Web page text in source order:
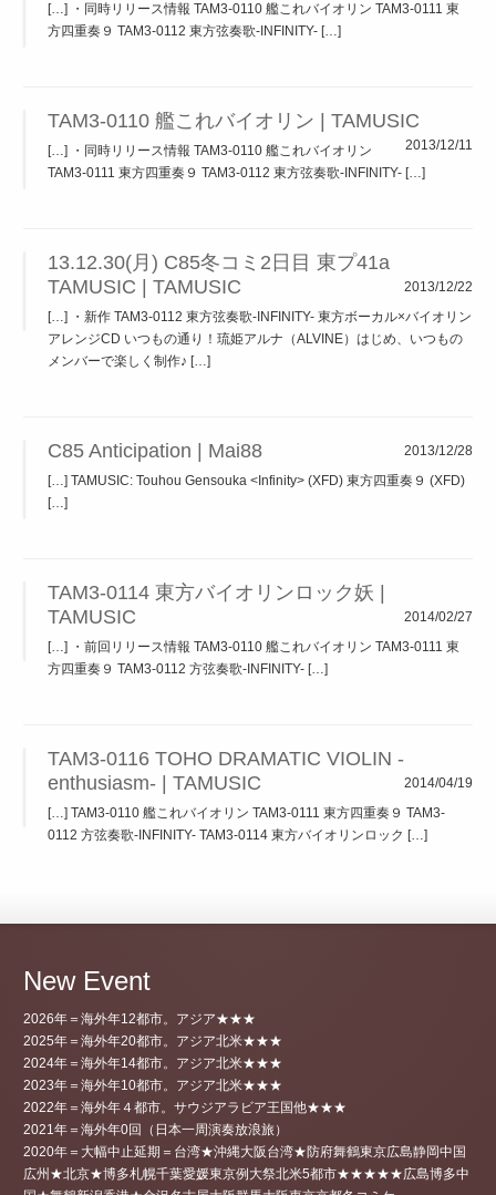
[…] ・同時リリース情報 TAM3-0110 艦これバイオリン TAM3-0111 東
方四重奏９ TAM3-0112 東方弦奏歌-INFINITY- […]
TAM3-0110 艦これバイオリン | TAMUSIC
2013/12/11
[…] ・同時リリース情報 TAM3-0110 艦これバイオリン
TAM3-0111 東方四重奏９ TAM3-0112 東方弦奏歌-INFINITY- […]
13.12.30(月) C85冬コミ2日目 東プ41a
TAMUSIC | TAMUSIC
2013/12/22
[…] ・新作 TAM3-0112 東方弦奏歌-INFINITY- 東方ボーカル×バイオリン
アレンジCD いつもの通り！琉姫アルナ（ALVINE）はじめ、いつもの
メンバーで楽しく制作♪ […]
C85 Anticipation | Mai88
2013/12/28
[…] TAMUSIC: Touhou Gensouka <Infinity> (XFD) 東方四重奏９ (XFD)
[…]
TAM3-0114 東方バイオリンロック妖 |
TAMUSIC
2014/02/27
[…] ・前回リリース情報 TAM3-0110 艦これバイオリン TAM3-0111 東
方四重奏９ TAM3-0112 方弦奏歌-INFINITY- […]
TAM3-0116 TOHO DRAMATIC VIOLIN -
enthusiasm- | TAMUSIC
2014/04/19
[…] TAM3-0110 艦これバイオリン TAM3-0111 東方四重奏９ TAM3-
0112 方弦奏歌-INFINITY- TAM3-0114 東方バイオリンロック […]
New Event
2026年＝海外年12都市。アジア★★★
2025年＝海外年20都市。アジア北米★★★
2024年＝海外年14都市。アジア北米★★★
2023年＝海外年10都市。アジア北米★★★
2022年＝海外年４都市。サウジアラビア王国他★★★
2021年＝海外年0回（日本一周演奏放浪旅）
2020年＝大幅中止延期＝台湾★沖縄大阪台湾★防府舞鶴東京広島静岡中国
広州★北京★博多札幌千葉愛媛東京例大祭北米5都市★★★★★広島博多中